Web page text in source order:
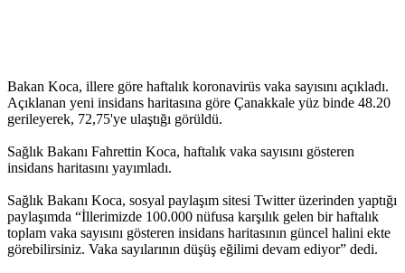
Bakan Koca, illere göre haftalık koronavirüs vaka sayısını açıkladı.
Açıklanan yeni insidans haritasına göre Çanakkale yüz binde 48.20
gerileyerek, 72,75'ye ulaştığı görüldü.
Sağlık Bakanı Fahrettin Koca, haftalık vaka sayısını gösteren
insidans haritasını yayımladı.
Sağlık Bakanı Koca, sosyal paylaşım sitesi Twitter üzerinden yaptığı
paylaşımda “İllerimizde 100.000 nüfusa karşılık gelen bir haftalık
toplam vaka sayısını gösteren insidans haritasının güncel halini ekte
görebilirsiniz. Vaka sayılarının düşüş eğilimi devam ediyor” dedi.